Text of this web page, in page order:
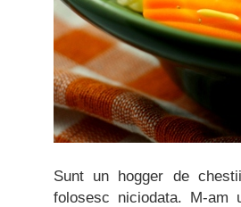
Sunt un hogger de
folosesc niciodata. M-